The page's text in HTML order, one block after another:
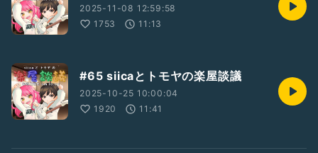
2025-11-08 12:59:58
1753
11:13
#65 siicaとトモヤの楽屋談議
2025-10-25 10:00:04
1920
11:41